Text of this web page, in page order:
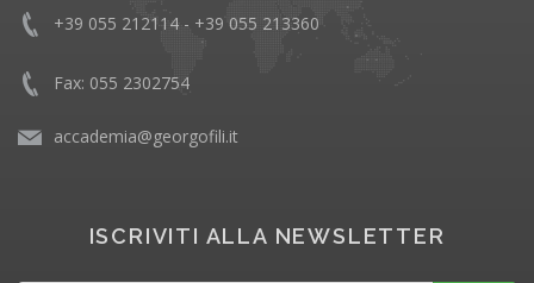
+39 055 212114 - +39 055 213360
Fax: 055 2302754
accademia@georgofili.it
ISCRIVITI ALLA NEWSLETTER